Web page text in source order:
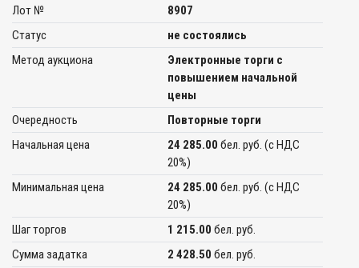
Лот №
8907
Статус
не состоялись
Метод аукциона
Электронные торги с
повышением начальной
цены
Очередность
Повторные торги
Начальная цена
24 285.00 бел. руб. (c НДС
20%)
Минимальная цена
24 285.00 бел. руб. (c НДС
20%)
Шаг торгов
1 215.00 бел. руб.
Сумма задатка
2 428.50 бел. руб.